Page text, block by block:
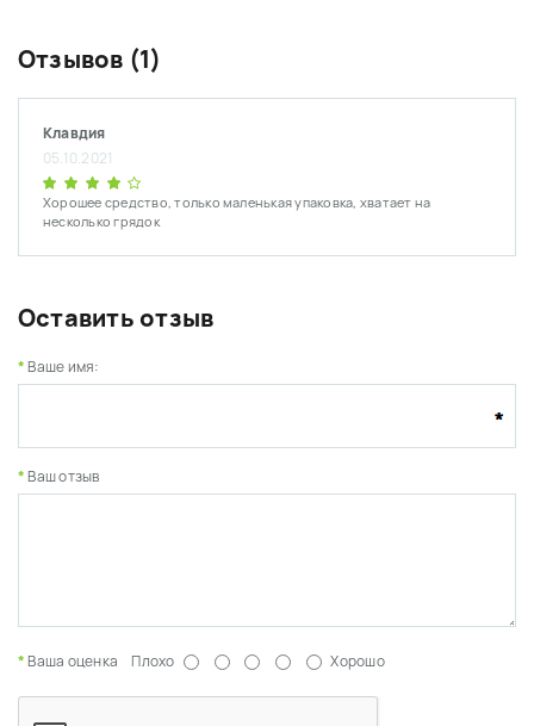
Отзывов (1)
Клавдия
05.10.2021
Хорошее средство, только маленькая упаковка, хватает на
несколько грядок
Оставить отзыв
Ваше имя:
Ваш отзыв
Ваша оценка Плохо Хорошо